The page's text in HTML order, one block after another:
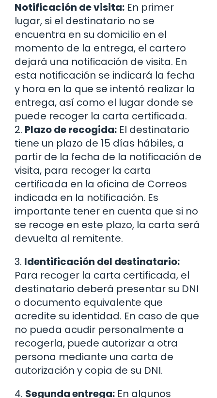
Notificación de visita: En primer
lugar, si el destinatario no se
encuentra en su domicilio en el
momento de la entrega, el cartero
dejará una notificación de visita. En
esta notificación se indicará la fecha
y hora en la que se intentó realizar la
entrega, así como el lugar donde se
puede recoger la carta certificada.
2. Plazo de recogida: El destinatario
tiene un plazo de 15 días hábiles, a
partir de la fecha de la notificación de
visita, para recoger la carta
certificada en la oficina de Correos
indicada en la notificación. Es
importante tener en cuenta que si no
se recoge en este plazo, la carta será
devuelta al remitente.
3. Identificación del destinatario:
Para recoger la carta certificada, el
destinatario deberá presentar su DNI
o documento equivalente que
acredite su identidad. En caso de que
no pueda acudir personalmente a
recogerla, puede autorizar a otra
persona mediante una carta de
autorización y copia de su DNI.
4. Segunda entrega: En algunos